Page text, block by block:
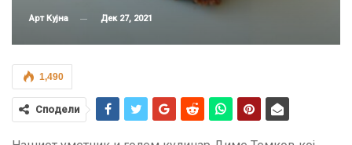
Арт Кујна Дек 27, 2021
1,490
Сподели